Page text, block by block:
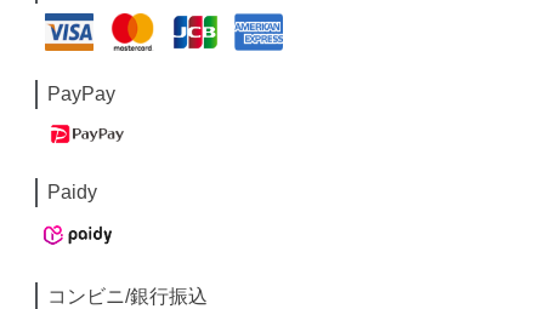
PayPay
Paidy
コンビニ/銀行振込